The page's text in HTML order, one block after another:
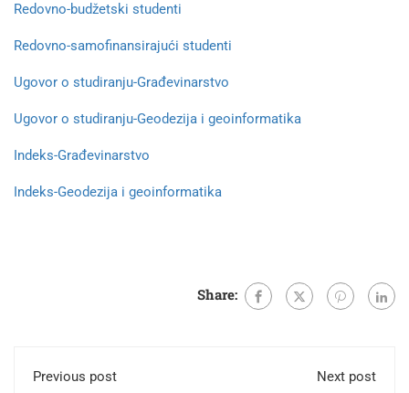
Redovno-budžetski studenti
Redovno-samofinansirajući studenti
Ugovor o studiranju-Građevinarstvo
Ugovor o studiranju-Geodezija i geoinformatika
Indeks-Građevinarstvo
Indeks-Geodezija i geoinformatika
Share:
Previous post Next post